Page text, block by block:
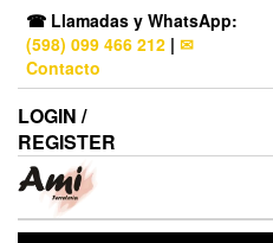
☎ Llamadas y WhatsApp:
(598) 099 466 212 | ✉
Contacto
LOGIN /
REGISTER